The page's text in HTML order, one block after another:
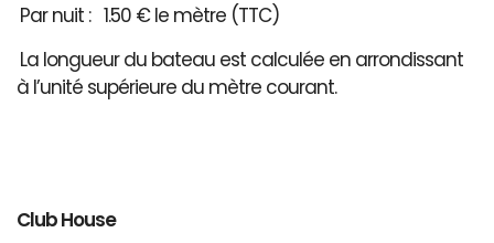
Par nuit : 1.50 € le mètre (TTC)
La longueur du bateau est calculée en arrondissant
à l’unité supérieure du mètre courant.
Club House